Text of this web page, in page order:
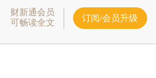
财新通会员
可畅读全文
订阅/会员升级